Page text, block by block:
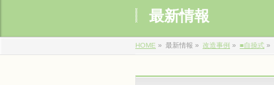
最新情報
HOME » 最新情報 » 改造事例 » ■自操式 »